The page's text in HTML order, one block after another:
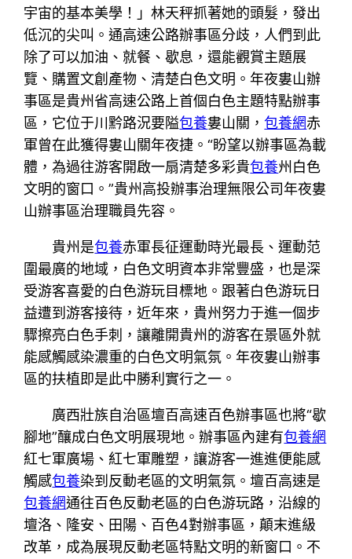
宇宙的基本美學！」林天秤抓著她的頭髮，發出
低沉的尖叫。通高速公路辦事區分歧，人們到此
除了可以加油、就餐、歇息，還能觀賞主題展
覽、購置文創產物、清楚白色文明。年夜婁山辦
事區是貴州省高速公路上首個白色主題特點辦事
區，它位于川黔路況要隘包養婁山關，包養網赤
軍曾在此獲得婁山關年夜捷。“盼望以辦事區為載
體，為過往游客開啟一扇清楚多彩貴包養州白色
文明的窗口。”貴州高投辦事治理無限公司年夜婁
山辦事區治理職員先容。
貴州是包養赤軍長征運動時光最長、運動范
圍最廣的地域，白色文明資本非常豐盛，也是深
受游客喜愛的白色游玩目標地。跟著白色游玩日
益遭到游客接待，近年來，貴州努力于進一個步
驟擦亮白色手刺，讓離開貴州的游客在景區外就
能感觸感染濃重的白色文明氣氛。年夜婁山辦事
區的扶植即是此中勝利實行之一。
廣西壯族自治區壇百高速百色辦事區也將“歇
腳地”釀成白色文明展現地。辦事區內建有包養網
紅七軍廣場、紅七軍雕塑，讓游客一進進便能感
觸感包養染到反動老區的文明氣氛。壇百高速是
包養網通往百色反動老區的白色游玩路，沿線的
壇洛、隆安、田陽、百色4對辦事區，顛末進級
改革，成為展現反動老區特點文明的新窗口。不